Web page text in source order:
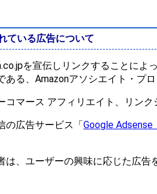
ている広告について
を宣伝しリンクすることに
ある、Amazonアソシエイト・プロ
コマース アフィリエイト、リンク
の広告サービス「Google Adsense
は、ユーザーの興味に応じた広告